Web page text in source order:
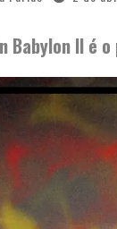
Babylon II é